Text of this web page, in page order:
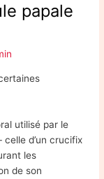
papale
utilisé par le
d’un crucifix
les
de son